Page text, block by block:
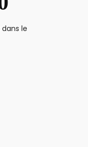
dans le